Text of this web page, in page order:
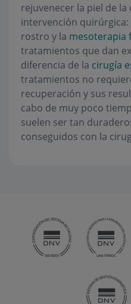
rejuvenecer la piel de
intervención quirúrgica:
rostro y la mesoterapia
tratamientos que dan
diferencia de la cirugía
tratamientos no
recuperación y sus
cabo de muy poco
suelen ser tan
conseguidos con la